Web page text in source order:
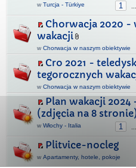
1
w Turcja - Türkiye
Chorwacja 2020 -
wakacji
w Chorwacja w naszym obiektywie
Cro 2021 -
tegorocznych
w Chorwacja w naszym obiektywie
Plan wakacji 2024
(zdjęcia na 8
1
w Włochy - Italia
Plitvice-nocleg
w Apartamenty, hotele, pokoje